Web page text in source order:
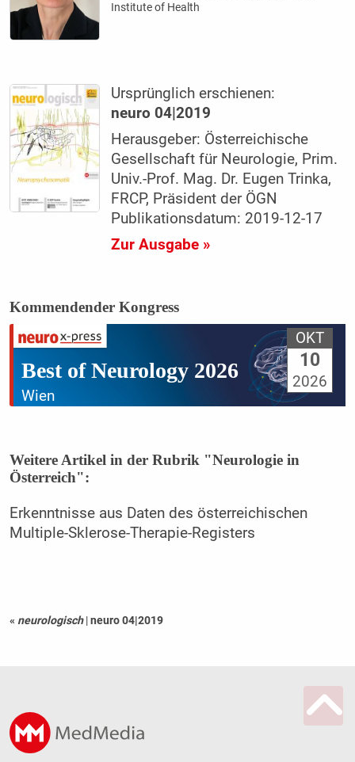
Institute of Health
Ursprünglich erschienen:
neuro 04|2019
Herausgeber: Österreichische
Gesellschaft für Neurologie, Prim.
Univ.-Prof. Mag. Dr. Eugen Trinka,
FRCP, Präsident der ÖGN
Publikationsdatum: 2019-12-17
Zur Ausgabe »
Kommendender Kongress
Best of Neurology 2026
Wien
OKT
10
2026
Weitere Artikel in der Rubrik "Neurologie in
Österreich":
Erkenntnisse aus Daten des österreichischen
Multiple-Sklerose-Therapie-Registers
« neurologisch |neuro 04|2019